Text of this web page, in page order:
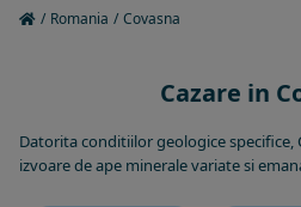
/ Romania / Covasna
Cazare in
Datorita conditiilor geologice specifice,
izvoare de ape minerale variate si